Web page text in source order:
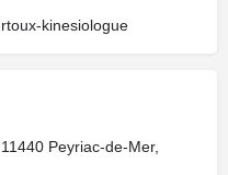
kinesiologue
Peyriac-de-Mer,